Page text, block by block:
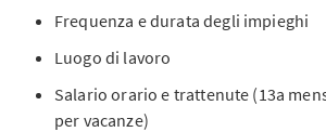
Frequenza e durata degli impieghi
Luogo di lavoro
Salario orario e trattenute (13a
per vacanze)